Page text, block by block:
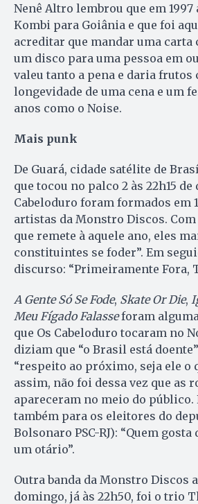
Nenê Altro lembrou que em 1997
Kombi para Goiânia e que foi
acreditar que mandar uma carta
um disco para uma pessoa em
valeu tanto a pena e daria frutos
longevidade de uma cena e um
anos como o Noise.
Mais punk
De Guará, cidade satélite de
que tocou no palco 2 às 22h15
Cabeloduro foram formados em
artistas da Monstro Discos.
que remete à aquele ano, eles
constituintes se foder”. Em
discurso: “Primeiramente Fora,
A Gente Só Se Fode, Skate Or Die,
Meu Fígado Falasseforam
que Os Cabeloduro tocaram no
diziam que “o Brasil está
“respeito ao próximo, seja ele o
assim, não foi dessa vez que as
apareceram no meio do público.
também para os eleitores do
Bolsonaro PSC-RJ): “Quem
um otário”.
Outra banda da Monstro Discos
domingo, já às 22h50, foi o trio